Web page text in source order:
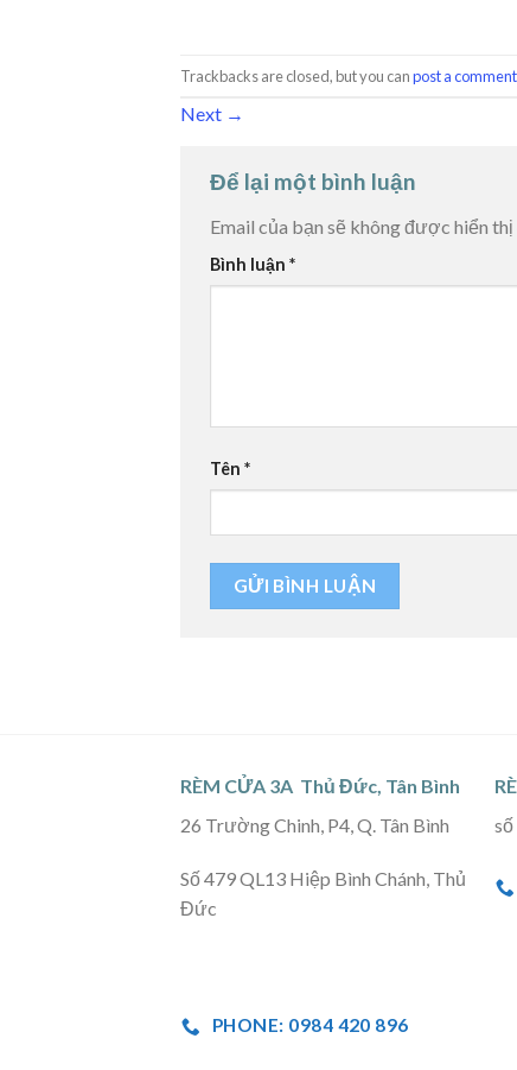
Trackbacks are closed, but you canpost a comment
Next →
Để lại một bình luận
Email của bạn sẽ không được hiển thị
Bình luận *
Tên *
RÈM CỬA 3A Thủ Đức, Tân Bình
26 Trường Chinh, P4, Q. Tân Bình
Số 479 QL13 Hiệp Bình Chánh, Thủ
Đức
PHONE: 0984 420 896